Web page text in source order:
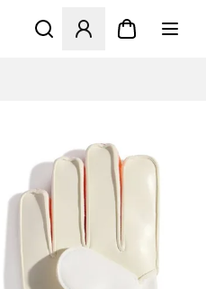
Odpre Modal za prijavo ali